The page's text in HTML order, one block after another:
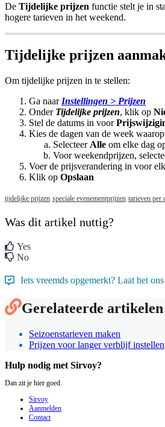
De Tijdelijke prijzen functie stelt je in
hogere tarieven in het weekend.
Tijdelijke prijzen
Om tijdelijke prijzen in te stellen:
Ga naar Instellingen > Prijzen
Onder Tijdelijke prijzen, klik op
Stel de datums in voor
Kies de dagen van de week waarop
Selecteer Alle om elke dag
Voor weekendprijzen,
Voer de prijsverandering in voor elk
Klik op Opslaan
tijdelijke prijzen speciale evenementprijzen tarieven per
Was dit artikel nuttig?
Yes
No
Iets vreemds opgemerkt? Laat het
Gerelateerde artikelen
Seizoenstarieven maken
Prijzen voor langer verblijf instellen
Hulp nodig met Sirvoy?
Dan zit je hier goed.
Sirvoy
Aanmelden
Contact